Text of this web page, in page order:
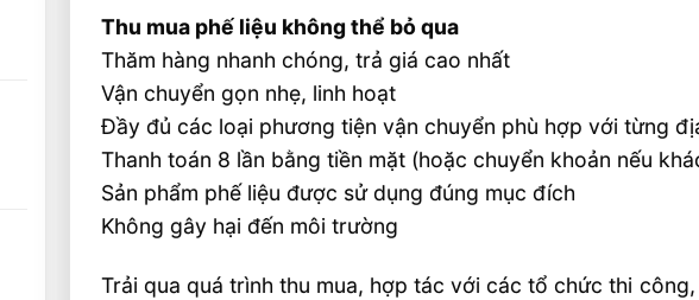
Thu mua phế liệu không thể bỏ qua
Thăm hàng nhanh chóng, trả giá cao nhất
Vận chuyển gọn nhẹ, linh hoạt
Đầy đủ các loại phương tiện vận chuyển phù hợp với từng
Thanh toán 8 lần bằng tiền mặt (hoặc chuyển khoản nếu
Sản phẩm phế liệu được sử dụng đúng mục đích
Không gây hại đến môi trường
Trải qua quá trình thu mua, hợp tác với các tổ chức thi